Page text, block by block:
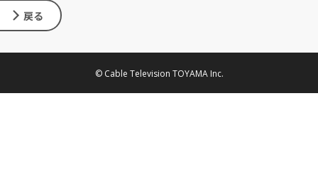
戻る
© Cable Television TOYAMA Inc.